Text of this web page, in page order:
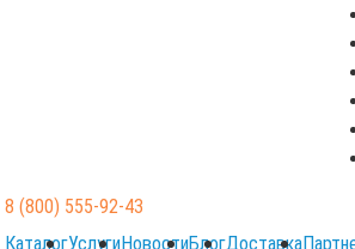
8 (800) 555-92-43
КаталогУслугиНовостиБлогДоставка